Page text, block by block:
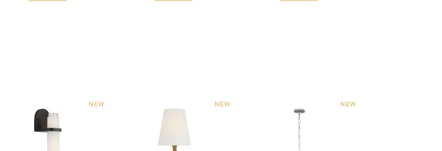
NEW NEW NEW